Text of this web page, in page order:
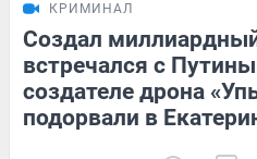
КРИМИНАЛ
Создал
встречался с
создателе дрона
подорвали в